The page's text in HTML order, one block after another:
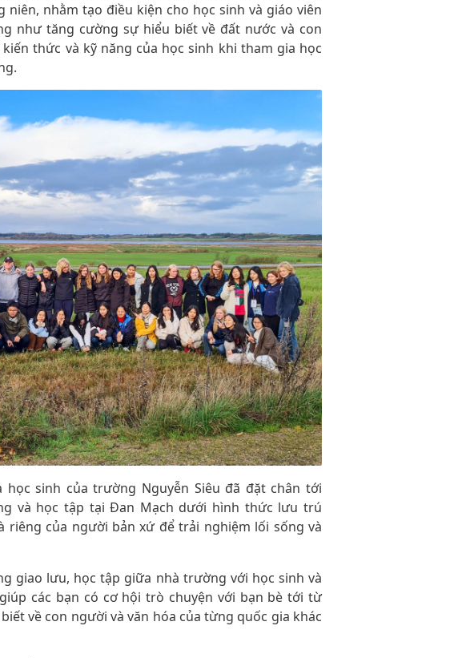
nhằm tạo điều kiện cho học sinh và giáo viên
như tăng cường sự hiểu biết về đất nước và con
thức và kỹ năng của học sinh khi tham gia học
sinh của trường Nguyễn Siêu đã đặt chân tới
và học tập tại Đan Mạch dưới hình thức lưu trú
riêng của người bản xứ để trải nghiệm lối sống và
giao lưu, học tập giữa nhà trường với học sinh và
các bạn có cơ hội trò chuyện với bạn bè tới từ
về con người và văn hóa của từng quốc gia khác